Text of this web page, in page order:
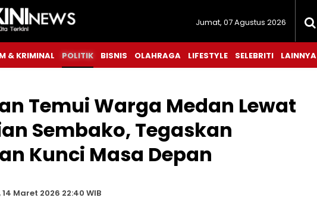
Jumat, 07 Agustus 2026
& KRIMINAL POLITIK BISNIS OLAHRAGA LIFESTYLE SELEBRITI LAINNYA
Temui Warga Medan Lewat
Sembako, Tegaskan
Kunci Masa Depan
Maret 2026 22:40 WIB